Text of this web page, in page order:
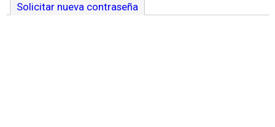
Solicitar nueva contraseña